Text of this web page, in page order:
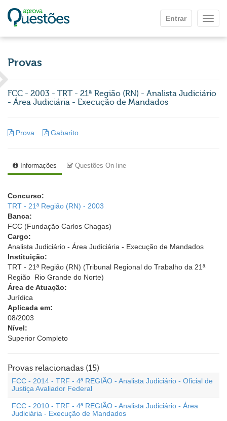
Entrar
Provas
FCC - 2003 - TRT - 21ª Região (RN) - Analista Judiciário
- Área Judiciária - Execução de Mandados
Prova Gabarito
Informações Questões On-line
Concurso:
TRT - 21ª Região (RN) - 2003
Banca:
FCC (Fundação Carlos Chagas)
Cargo:
Analista Judiciário - Área Judiciária - Execução de Mandados
Instituição:
TRT - 21ª Região (RN) (Tribunal Regional do Trabalho da 21ª
Região  Rio Grande do Norte)
Área de Atuação:
Jurídica
Aplicada em:
08/2003
Nível:
Superior Completo
Provas relacionadas (15)
FCC - 2014 - TRF - 4ª REGIÃO - Analista Judiciário - Oficial de
Justiça Avaliador Federal
FCC - 2010 - TRF - 4ª REGIÃO - Analista Judiciário - Área
Judiciária - Execução de Mandados